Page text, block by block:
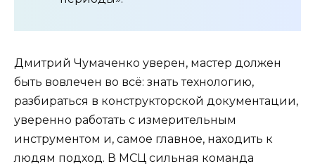
Дмитрий Чумаченко уверен, мастер должен
быть вовлечен во всё: знать технологию,
разбираться в конструкторской документации,
уверенно работать с измерительным
инструментом и, самое главное, находить к
людям подход. В МСЦ сильная команда